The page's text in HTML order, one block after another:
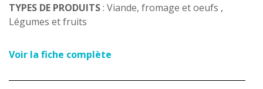
TYPES DE PRODUITS: Viande, fromage et oeufs ,
Légumes et fruits
Voir la fiche complète